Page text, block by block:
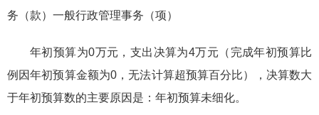
务（款）一般行政管理事务（项）
年初预算为0万元，支出决算为4万元（完成年初预算比
例因年初预算金额为0，无法计算超预算百分比），决算数大
于年初预算数的主要原因是：年初预算未细化。